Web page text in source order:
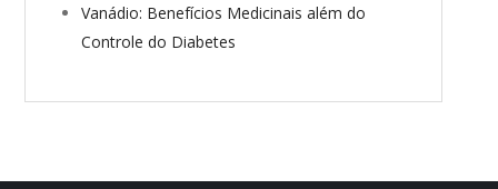
Vanádio: Benefícios Medicinais além do
Controle do Diabetes